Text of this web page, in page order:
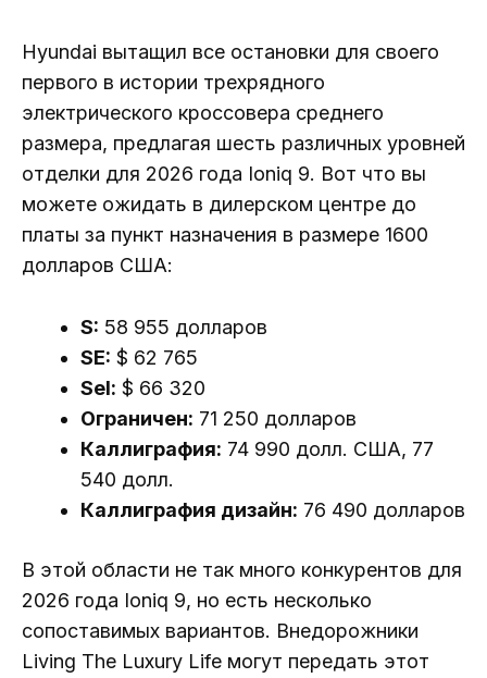
Hyundai вытащил все остановки для своего
первого в истории трехрядного
электрического кроссовера среднего
размера, предлагая шесть различных уровней
отделки для 2026 года Ioniq 9. Вот что вы
можете ожидать в дилерском центре до
платы за пункт назначения в размере 1600
долларов США:
S: 58 955 долларов
SE: $ 62 765
Sel: $ 66 320
Ограничен: 71 250 долларов
Каллиграфия: 74 990 долл. США, 77
540 долл.
Каллиграфия дизайн: 76 490 долларов
В этой области не так много конкурентов для
2026 года Ioniq 9, но есть несколько
сопоставимых вариантов. Внедорожники
Living The Luxury Life могут передать этот